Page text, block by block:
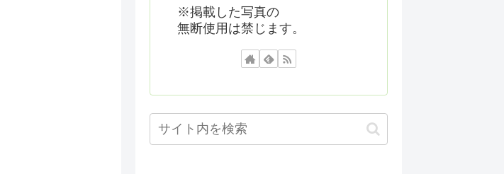
※掲載した写真の
無断使用は禁じます。